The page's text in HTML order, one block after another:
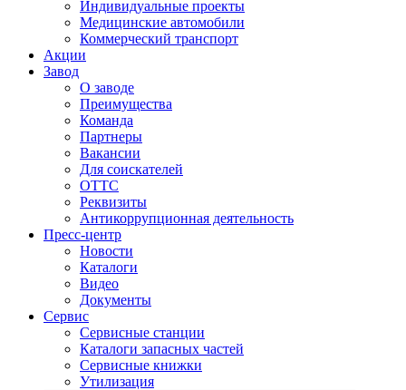
Индивидуальные проекты
Медицинские автомобили
Коммерческий транспорт
Акции
Завод
О заводе
Преимущества
Команда
Партнеры
Вакансии
Для соискателей
ОТТС
Реквизиты
Антикоррупционная деятельность
Пресс-центр
Новости
Каталоги
Видео
Документы
Сервис
Сервисные станции
Каталоги запасных частей
Сервисные книжки
Утилизация